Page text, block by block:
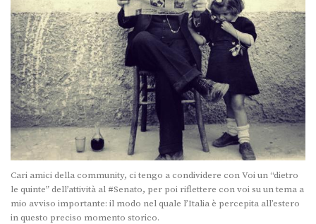
Cari amici della community, ci tengo a condividere con Voi un “dietro
le quinte” dell’attività al #Senato, per poi riflettere con voi su un tema a
mio avviso importante: il modo nel quale l’Italia è percepita all’estero
in questo preciso momento storico.